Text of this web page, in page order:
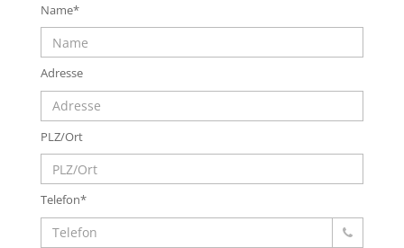
Name*
Adresse
PLZ/Ort
Telefon*